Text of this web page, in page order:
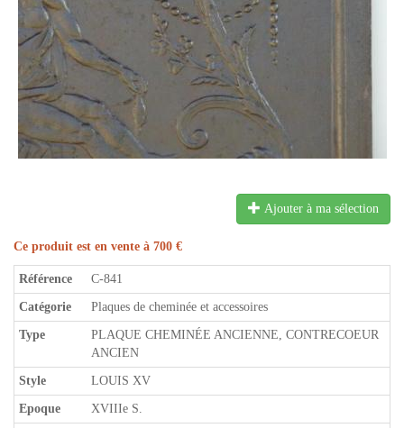
Ajouter à ma sélection
Ce produit est en vente à 700 €
Référence C-841
Catégorie Plaques de cheminée et accessoires
Type
PLAQUE CHEMINÉE ANCIENNE, CONTRECOEUR
ANCIEN
Style LOUIS XV
Epoque XVIIIe S.